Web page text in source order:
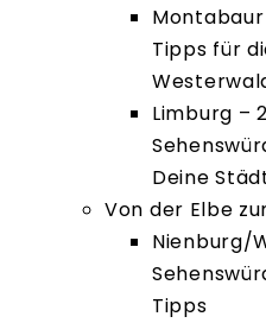
Tipps für
Limburg –
Deine
Von der Elbe
Nienburg/
Tipps